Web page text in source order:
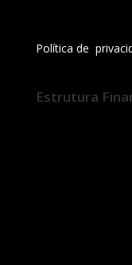
Política de
Estrutura